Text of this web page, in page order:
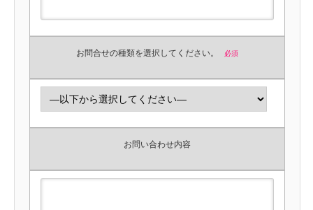
お問合せの種類を選択してください。 必須
お問い合わせ内容